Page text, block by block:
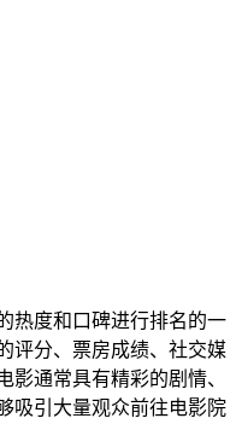
热度和口碑进行排名的一
评分、票房成绩、社交媒
影通常具有精彩的剧情、
吸引大量观众前往电影院